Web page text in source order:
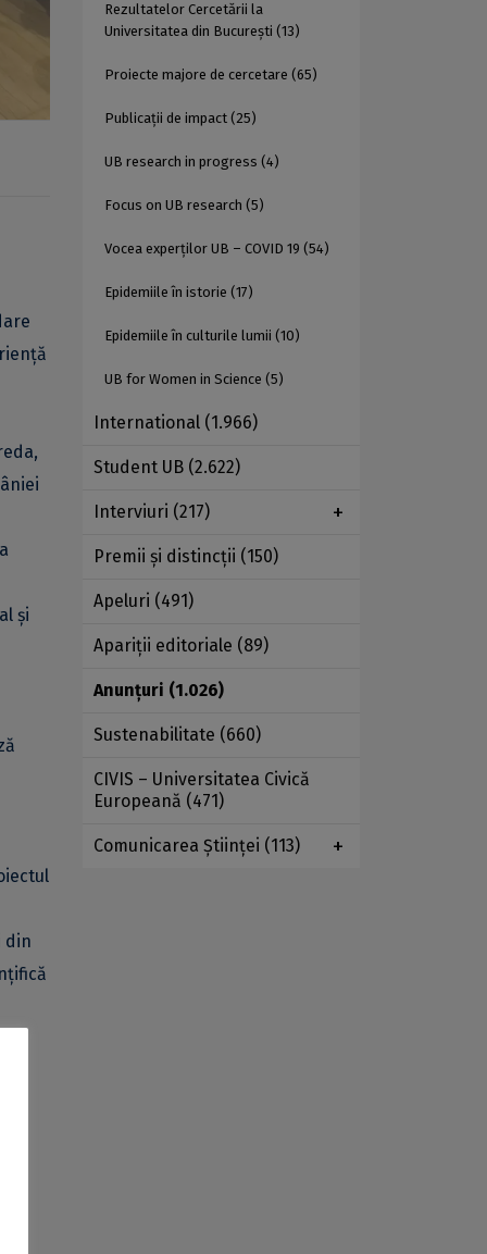
și
din
Rezultatelor Cercetării la
Universitatea din București (13)
Proiecte majore de cercetare (65)
Publicații de impact (25)
UB research in progress (4)
Focus on UB research (5)
Vocea experților UB – COVID 19 (54)
Epidemiile în istorie (17)
Epidemiile în culturile lumii (10)
UB for Women in Science (5)
International (1.966)
Student UB (2.622)
Interviuri (217)
Premii şi distincţii (150)
Apeluri (491)
Apariţii editoriale (89)
Anunţuri (1.026)
Sustenabilitate (660)
CIVIS – Universitatea Civică
Europeană (471)
Comunicarea Ştiinţei (113)